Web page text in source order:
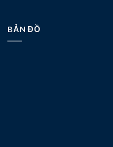
BẢN ĐỒ